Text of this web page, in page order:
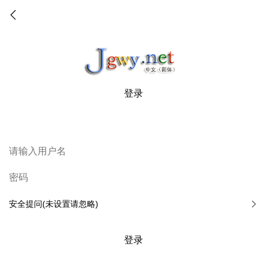
登录
安全提问(未设置请忽略)
登录